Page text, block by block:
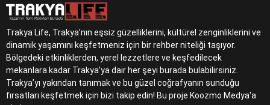
Trakya Life, Trakya’nın eşsiz güzelliklerini, kültürel zenginliklerini ve
dinamik yaşamını keşfetmeniz için bir rehber niteliği taşıyor.
Bölgedeki etkinliklerden, yerel lezzetlere ve keşfedilecek
mekanlara kadar Trakya’ya dair her şeyi burada bulabilirsiniz.
Trakya’yı yakından tanımak ve bu güzel coğrafyanın sunduğu
fırsatları keşfetmek için bizi takip edin! Bu proje Koozmo Medya'a